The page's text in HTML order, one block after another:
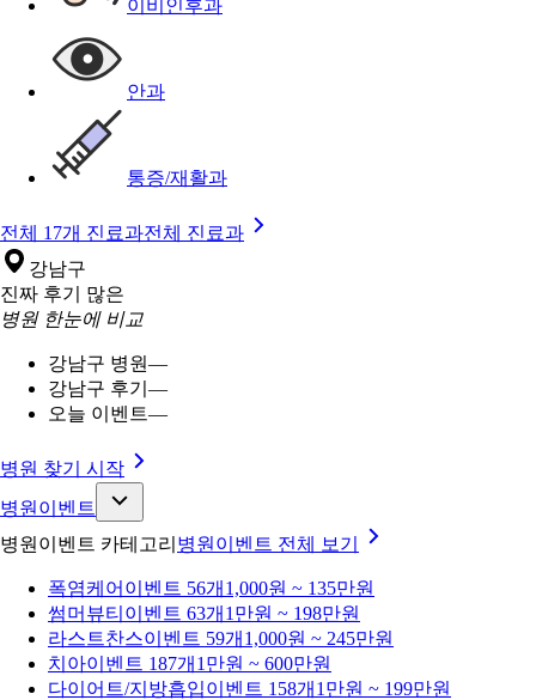
이비인후과
안과
통증/재활과
전체 17개 진료과전체 진료과
강남구
진짜 후기 많은
병원 한눈에 비교
강남구 병원—
강남구 후기 —
오늘 이벤트—
병원 찾기 시작
병원이벤트
병원이벤트 카테고리 병원이벤트 전체 보기
폭염케어 이벤트 56개 1,000원 ~ 135만원
썸머뷰티 이벤트 63개 1만원 ~ 198만원
라스트찬스이벤트 59개 1,000원 ~ 245만원
치아이벤트 187개 1만원 ~ 600만원
다이어트/지방흡입이벤트 158개 1만원 ~ 199만원